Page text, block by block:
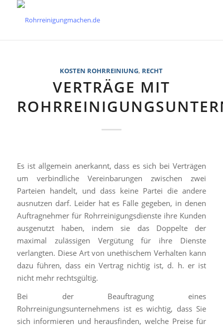
KOSTEN ROHRREINIUNG, RECHT
VERTRÄGE MIT
Es ist allgemein anerkannt, dass es sich bei Verträgen
um verbindliche Vereinbarungen zwischen zwei
Parteien handelt, und dass keine Partei die andere
ausnutzen darf. Leider hat es Fälle gegeben, in denen
Auftragnehmer für Rohrreinigungsdienste ihre Kunden
ausgenutzt haben, indem sie das Doppelte der
maximal zulässigen Vergütung für ihre Dienste
verlangten. Diese Art von unethischem Verhalten kann
dazu führen, dass ein Vertrag nichtig ist, d. h. er ist
nicht mehr rechtsgültig.
Bei der Beauftragung eines
Rohrreinigungsunternehmens ist es wichtig, dass Sie
sich informieren und herausfinden, welche Preise für